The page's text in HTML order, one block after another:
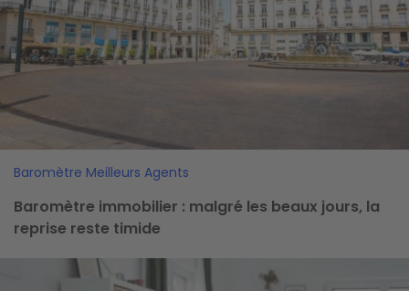
Baromètre Meilleurs Agents
Baromètre immobilier : malgré les beaux jours, la
reprise reste timide